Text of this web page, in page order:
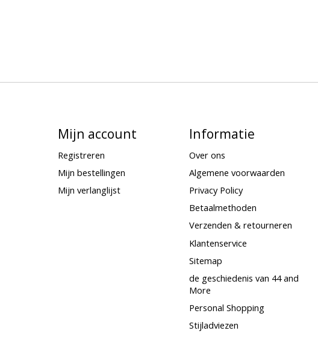
Mijn account
Registreren
Mijn bestellingen
Mijn verlanglijst
Informatie
Over ons
Algemene voorwaarden
Privacy Policy
Betaalmethoden
Verzenden & retourneren
Klantenservice
Sitemap
de geschiedenis van 44 and
More
Personal Shopping
Stijladviezen